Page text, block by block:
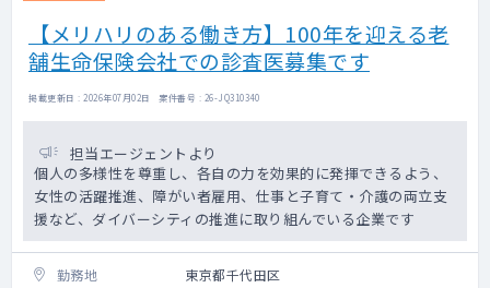
【メリハリのある働き方】100年を迎える老
舗生命保険会社での診査医募集です
掲載更新日 : 2026年07月02日 案件番号 : 26-JQ310340
担当エージェントより
個人の多様性を尊重し、各自の力を効果的に発揮できるよう、
女性の活躍推進、障がい者雇用、仕事と子育て・介護の両立支
援など、ダイバーシティの推進に取り組んでいる企業です
勤務地 東京都千代田区